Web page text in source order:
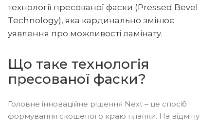
технології пресованої фаски (Pressed Bevel
Technology), яка кардинально змінює
уявлення про можливості ламінату.
Що таке технологія
пресованої фаски?
Головне інноваційне рішення Next – це спосіб
формування скошеного краю планки. На відміну